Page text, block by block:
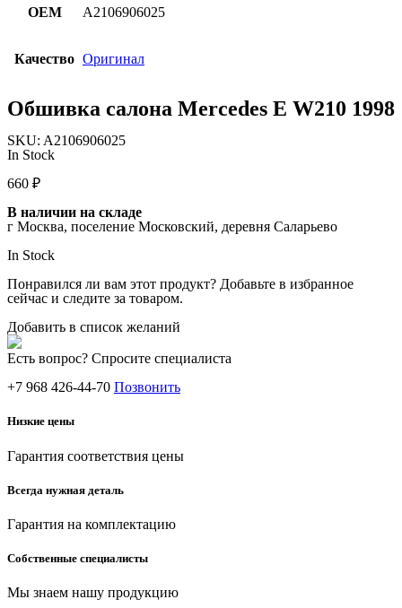
OEM A2106906025
Качество Оригинал
Обшивка салона Mercedes E W210 1998
SKU: A2106906025
In Stock
660 ₽
В наличии на складе
г Москва, поселение Московский, деревня Саларьево
In Stock
Понравился ли вам этот продукт? Добавьте в избранное
сейчас и следите за товаром.
Добавить в список желаний
Есть вопрос? Спросите специалиста
+7 968 426-44-70 Позвонить
Низкие цены
Гарантия соответствия цены
Всегда нужная деталь
Гарантия на комплектацию
Собственные специалисты
Мы знаем нашу продукцию